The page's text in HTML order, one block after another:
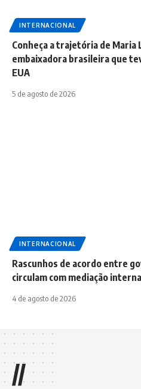
INTERNACIONAL
Conheça a trajetória de
embaixadora brasileira que
EUA
5 de agosto de 2026
INTERNACIONAL
Rascunhos de acordo entre
circulam com mediação
4 de agosto de 2026
//